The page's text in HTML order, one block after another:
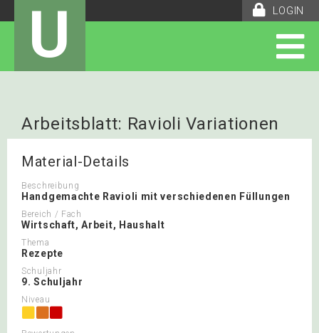
LOGIN
U
Arbeitsblatt: Ravioli Variationen
Material-Details
Beschreibung
Handgemachte Ravioli mit verschiedenen Füllungen
Bereich / Fach
Wirtschaft, Arbeit, Haushalt
Thema
Rezepte
Schuljahr
9. Schuljahr
Niveau